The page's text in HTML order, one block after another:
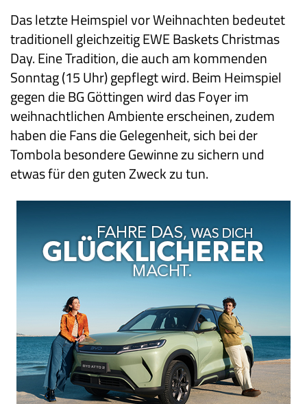
Das letzte Heimspiel vor Weihnachten bedeutet
traditionell gleichzeitig EWE Baskets Christmas
Day. Eine Tradition, die auch am kommenden
Sonntag (15 Uhr) gepflegt wird. Beim Heimspiel
gegen die BG Göttingen wird das Foyer im
weihnachtlichen Ambiente erscheinen, zudem
haben die Fans die Gelegenheit, sich bei der
Tombola besondere Gewinne zu sichern und
etwas für den guten Zweck zu tun.